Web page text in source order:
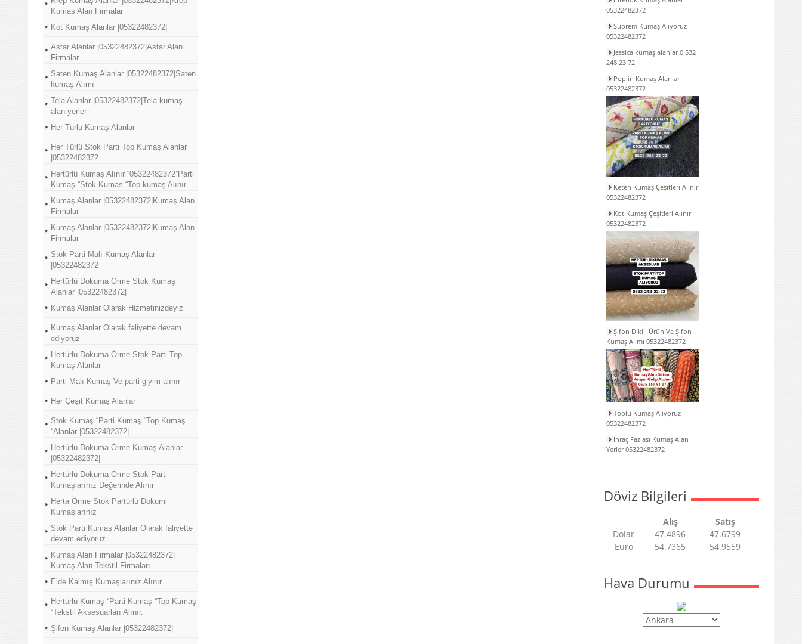
Kumas Alan Firmalar
Kot Kumaş Alanlar |05322482372|
Astar Alanlar |05322482372|Astar Alan
Firmalar
Saten Kumaş Alanlar |05322482372|Saten
kumaş Alımı
Tela Alanlar |05322482372|Tela kumaş
alan yerler
Her Türlü Kumaş Alanlar
Her Türlü Stok Parti Top Kumaş Alanlar
|05322482372
Hertürlü Kumaş Alınır “05322482372”Parti
Kumaş “Stok Kumas “Top kumaş Alınır
Kumaş Alanlar |05322482372|Kumaş Alan
Firmalar
Kumaş Alanlar |05322482372|Kumaş Alan
Firmalar
Stok Parti Malı Kumaş Alanlar
|05322482372
Hertürlü Dokuma Örme Stok Kumaş
Alanlar |05322482372|
Kumaş Alanlar Olarak Hizmetinizdeyiz
Kumaş Alanlar Olarak faliyette devam
ediyoruz
Hertürlü Dokuma Örme Stok Parti Top
Kumaş Alanlar
Parti Malı Kumaş Ve parti giyim alınır
Her Çeşit Kumaş Alanlar
Stok Kumaş “Parti Kumaş “Top Kumaş
“Alanlar |05322482372|
Hertürlü Dokuma Örme Kumaş Alanlar
|05322482372|
Hertürlü Dokuma Örme Stok Parti
Kumaşlarınız Değerinde Alınır
Herta Örme Stok Partürlü Dokumi
Kumaşlarınız
Stok Parti Kumaş Alanlar Olarak faliyette
devam ediyoruz
Kumaş Alan Firmalar |05322482372|
Kumaş Alan Tekstil Firmaları
Elde Kalmış Kumaşlarınız Alınır
Hertürlü Kumaş “Parti Kumaş “Top Kumaş
“Tekstil Aksesuarları Alınır.
Şifon Kumaş Alanlar |05322482372|
05322482372
Süprem Kumaş Alıyoruz
05322482372
Jessica kumaş alanlar 0 532
248 23 72
Poplin Kumaş Alanlar
05322482372
Keten Kumaş Çeşitleri Alınır
05322482372
Kot Kumaş Çeşitleri Alınır
05322482372
Şifon Dikili Ürün Ve Şifon
Kumaş Alımı 05322482372
Toplu Kumaş Alıyoruz
05322482372
İhraç Fazlası Kumaş Alan
Yerler 05322482372
Döviz Bilgileri
Alış
Satış
Dolar
47.4896
47.6799
Euro
54.7365 54.9559
Hava Durumu